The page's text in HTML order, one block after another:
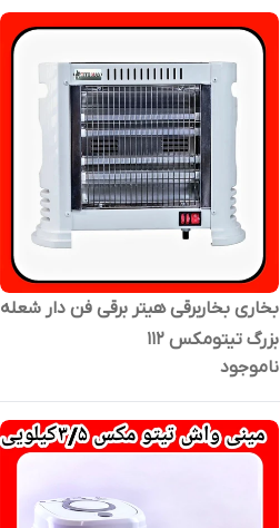
بخاری بخاربرقی هیتر برقی فن دار شعله
بزرگ تیتومکس ۱۱۲
ناموجود